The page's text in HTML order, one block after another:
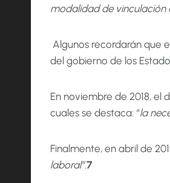
modalidad de vinculación
Algunos recordarán que
del gobierno de los
En noviembre de 2018, el
cuales se destaca: “la
Finalmente, en abril de
laboral”.7